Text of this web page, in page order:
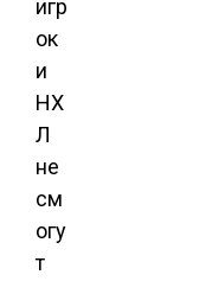
игр
ок
и
НХ
Л
не
см
огу
т